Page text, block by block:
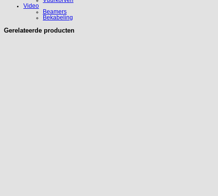
Video
Beamers
Bekabeling
Gerelateerde producten